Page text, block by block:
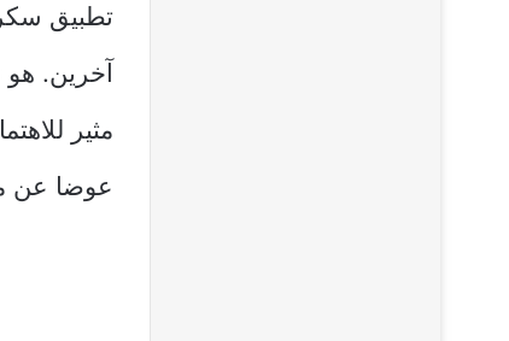
تطبيق
آخرين. هو
مثير
عوضا عن